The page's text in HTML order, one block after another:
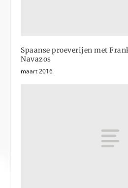
Spaanse proeverijen met
Navazos
maart 2016